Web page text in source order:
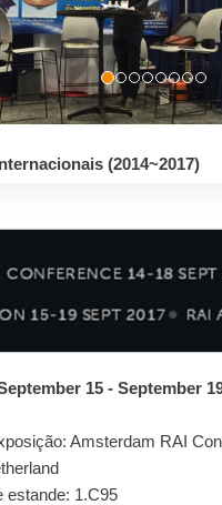
(2014~2017)
15 - September
Amsterdam RAI
estande: 1.C95